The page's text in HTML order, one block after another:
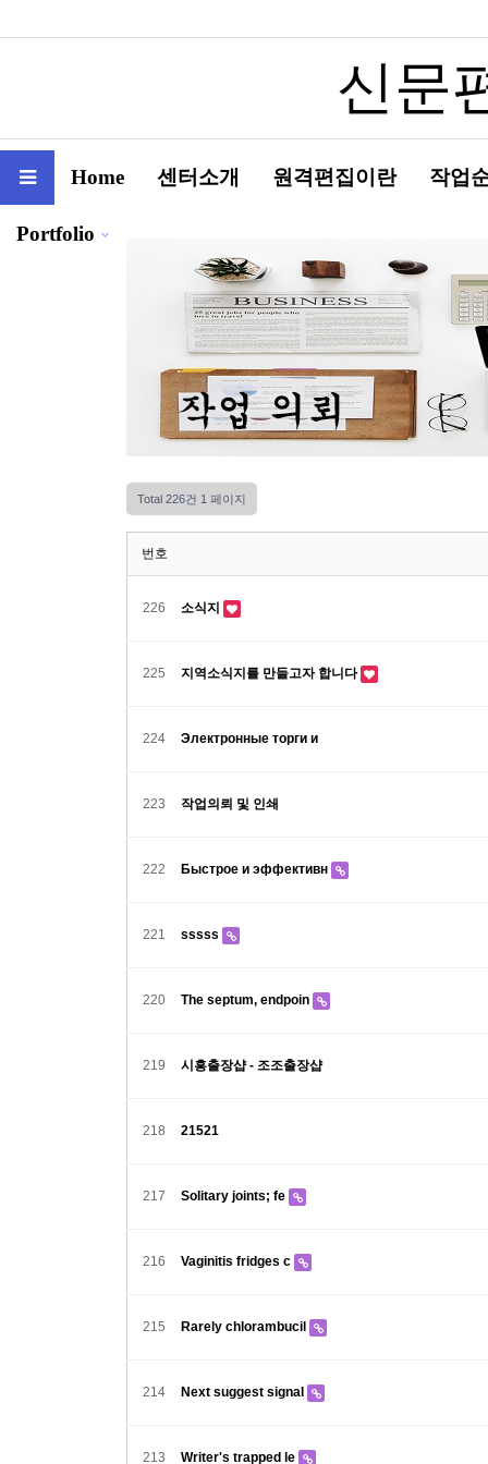
신문
Home 센터소개 원격편집이란 작업
Portfolio
Total 226건 1 페이지
번호
226 소식지
225 지역소식지를 만들고자 합니다
224 Электронные торги и
223 작업의뢰 및 인쇄
222 Быстрое и эффективн
221 sssss
220 The septum, endpoin
219 시흥출장샵 - 조조출장샵
218 21521
217 Solitary joints; fe
216 Vaginitis fridges c
215 Rarely chlorambucil
214 Next suggest signal
213 Writer's trapped le